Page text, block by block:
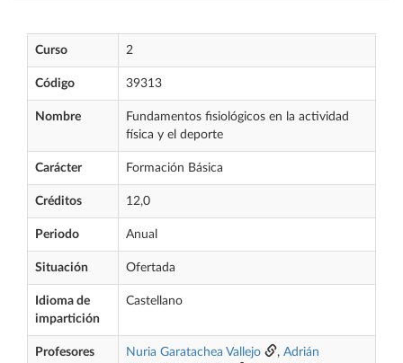
Curso 2
Código 39313
Nombre
Fundamentos fisiológicos en la actividad
física y el deporte
Carácter Formación Básica
Créditos 12,0
Periodo Anual
Situación Ofertada
Idioma de
impartición
Castellano
Profesores Nuria Garatachea Vallejo , Adrián